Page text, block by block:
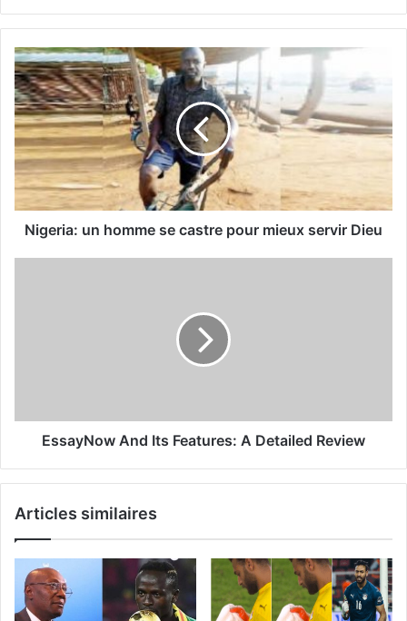
Nigeria: un homme se castre pour mieux servir Dieu
EssayNow And Its Features: A Detailed Review
Articles similaires